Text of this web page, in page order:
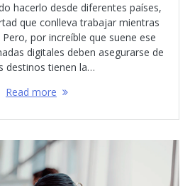
hacerlo desde diferentes países,
que conlleva trabajar mientras
por increíble que suene ese
digitales deben asegurarse de
destinos tienen la…
Read more